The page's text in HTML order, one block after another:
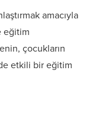
amacıyla
eğitim
çocukların
etkili bir eğitim